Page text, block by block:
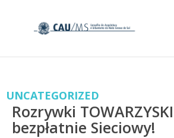
UNCATEGORIZED
Rozrywki
bezpłatnie Sieciowy!